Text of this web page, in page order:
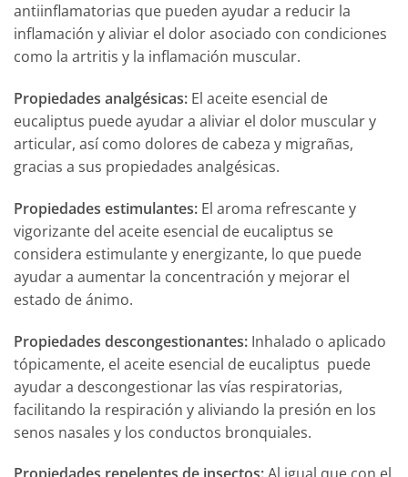
antiinflamatorias que pueden ayudar a reducir la
inflamación y aliviar el dolor asociado con condiciones
como la artritis y la inflamación muscular.
Propiedades analgésicas: El aceite esencial de
eucaliptus puede ayudar a aliviar el dolor muscular y
articular, así como dolores de cabeza y migrañas,
gracias a sus propiedades analgésicas.
Propiedades estimulantes: El aroma refrescante y
vigorizante del aceite esencial de eucaliptus se
considera estimulante y energizante, lo que puede
ayudar a aumentar la concentración y mejorar el
estado de ánimo.
Propiedades descongestionantes: Inhalado o aplicado
tópicamente, el aceite esencial de eucaliptus puede
ayudar a descongestionar las vías respiratorias,
facilitando la respiración y aliviando la presión en los
senos nasales y los conductos bronquiales.